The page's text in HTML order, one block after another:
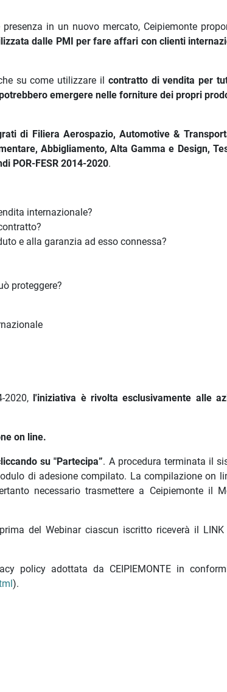
in un nuovo mercato, Ceipiemonte
dalle PMI per fare affari con clienti
su come utilizzare il contratto di vendita per
emergere nelle forniture dei propri
di Filiera Aerospazio, Automotive &
Abbigliamento, Alta Gamma e Design,
POR-FESR 2014-2020.
internazionale?
e alla garanzia ad esso connessa?
proteggere?
2020, l'iniziativa è rivolta esclusivamente alle
on line.
su "Partecipa”. A procedura terminata il
di adesione compilato. La compilazione on
necessario trasmettere a Ceipiemonte il
del Webinar ciascun iscritto riceverà il
policy adottata da CEIPIEMONTE in
).